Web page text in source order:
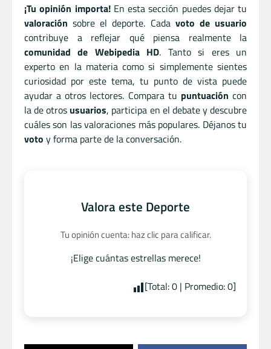
¡Tu opinión importa!En esta sección puedes dejar tu
valoración sobre el deporte. Cada voto de usuario
contribuye a reflejar qué piensa realmente la
comunidad de Webipedia HD. Tanto si eres un
experto en la materia como si simplemente sientes
curiosidad por este tema, tu punto de vista puede
ayudar a otros lectores. Compara tu puntuación con
la de otros usuarios, participa en el debate y descubre
cuáles son las valoraciones más populares. Déjanos tu
voto y forma parte de la conversación.
Valora este Deporte
Tu opinión cuenta: haz clic para calificar.
¡Elige cuántas estrellas merece!
[Total:0| Promedio:0]